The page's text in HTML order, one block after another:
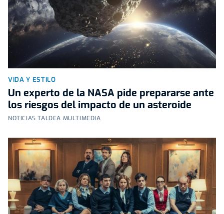
VIDA Y ESTILO
Un experto de la NASA pide prepararse ante
los riesgos del impacto de un asteroide
NOTICIAS TALDEA MULTIMEDIA